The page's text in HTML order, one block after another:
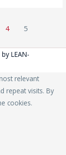
4 5
by LEAN-
relevant
repeat visits. By
cookies.